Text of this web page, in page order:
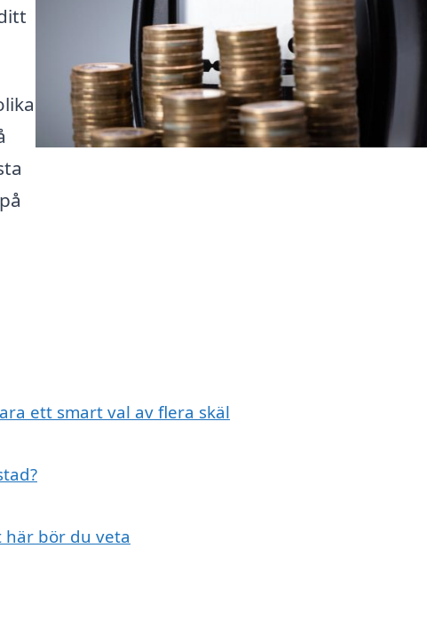
ett smart val av flera skäl
bör du veta